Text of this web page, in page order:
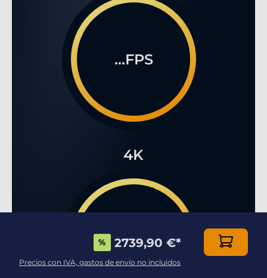
...FPS
4K
...FPS
% 2739,90 €*
Precios con IVA, gastos de envío no incluidos